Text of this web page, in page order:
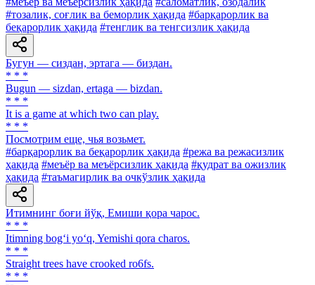
#тозалик, соғлик ва беморлик ҳақида #барқарорлик ва
беқарорлик ҳақида #тенглик ва тенгсизлик ҳақида
Бугун — сиздан, эртага — биздан.
* * *
Bugun — sizdan, ertaga — bizdan.
* * *
It is a game at which two can play.
* * *
Посмотрим еще, чья возьмет.
#барқарорлик ва беқарорлик ҳақида #режа ва режасизлик
ҳақида #меъёр ва меъёрсизлик ҳақида #қудрат ва ожизлик
ҳақида #таъмагирлик ва очкўзлик ҳақида
Итимнинг боғи йўқ, Емиши қора чарос.
* * *
Itimning bog‘i yo‘q, Yemishi qora charos.
* * *
Straight trees have crooked ro6fs.
* * *